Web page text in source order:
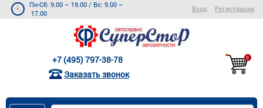
Пн-Сб: 9.00 – 19.00 / Вс: 9.00 –
17.00
Вход Регистрация
+7 (495) 797-38-78
Заказать звонок
0